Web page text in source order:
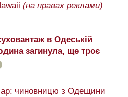
(на правах реклами)
в Одеській
загинула, ще троє
чиновницю з Одещини